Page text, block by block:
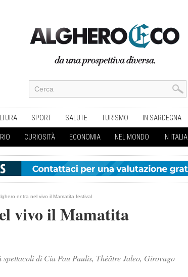
SPORT SALUTE TURISMO IN SARDEGNA
CURIOSITÀ ECONOMIA NEL MONDO IN ITALIA
entra nel vivo il Mamatita festival
vivo il Mamatita
di Cia Pau Paulis, Théâtre Jaleo, Girovago